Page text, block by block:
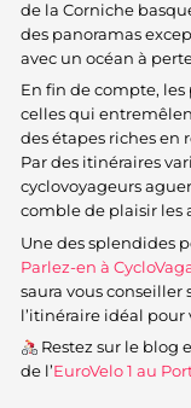
de la Corniche
des panoramas
avec un océan à
En fin de compte, les
celles qui
des étapes riches en
Par des itinéraires
cyclovoyageurs
comble de plaisir les
Une des splendides
Parlez-en à
saura vous
l’itinéraire idéal pour
Restez sur le blog
de l’EuroVelo 1 au